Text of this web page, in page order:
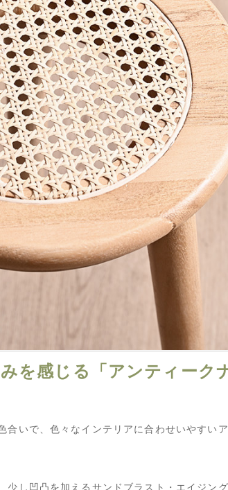
を感じる「アンティーク
合いで、色々なインテリアに合わせいやすい
少し凹凸を加えるサンドブラスト・エイジン